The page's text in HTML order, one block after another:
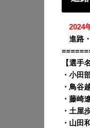
2024
進路
【選手
・小田
・鳥谷
・藤崎
・土屋
・山田